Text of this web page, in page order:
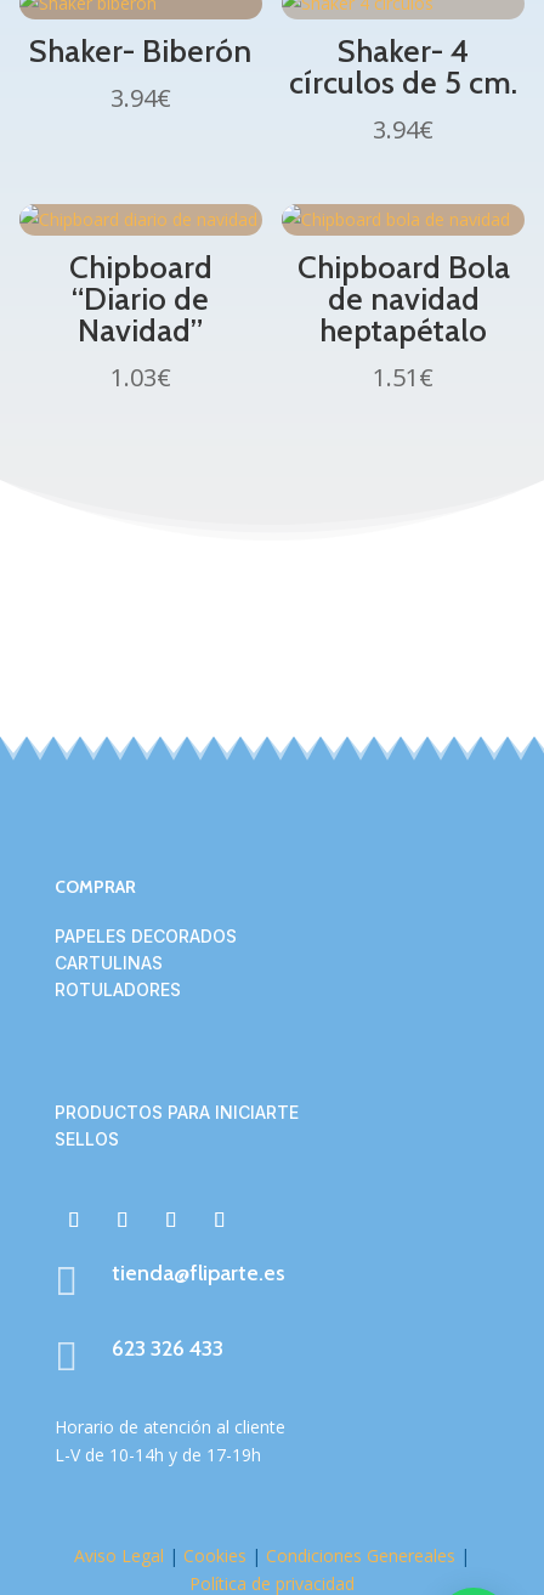
Shaker- Biberón
3.94€
Shaker- 4
círculos de 5 cm.
3.94€
Chipboard
“Diario de
Navidad”
1.03€
Chipboard Bola
de navidad
heptapétalo
1.51€
COMPRAR
PAPELES DECORADOS
CARTULINAS
ROTULADORES
PRODUCTOS PARA INICIARTE
SELLOS
 tienda@fliparte.es
 623 326 433
Horario de atención al cliente
L-V de 10-14h y de 17-19h
Aviso Legal | Cookies | Condiciones Genereales |
Política de privacidad